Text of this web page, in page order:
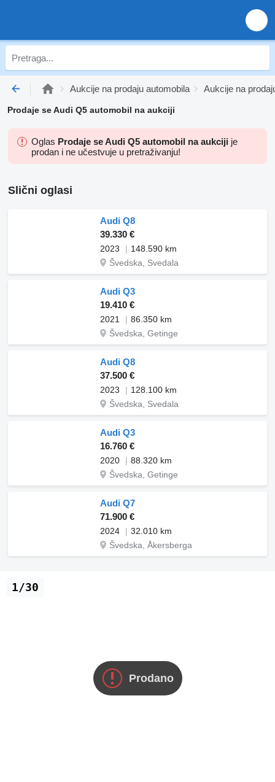
Aukcije na prodaju automobila Aukcije na
Prodaje se Audi Q5 automobil na aukciji
Oglas Prodaje se Audi Q5 automobil na aukciji je
prodan i ne učestvuje u pretraživanju!
Slični oglasi
Audi Q8
39.330 €
2023
148.590 km
Švedska, Svedala
Audi Q3
19.410 €
2021
86.350 km
Švedska, Getinge
Audi Q8
37.500 €
2023
128.100 km
Švedska, Svedala
Audi Q3
16.760 €
2020
88.320 km
Švedska, Getinge
Audi Q7
71.900 €
2024
32.010 km
Švedska, Åkersberga
Prodano
1/30